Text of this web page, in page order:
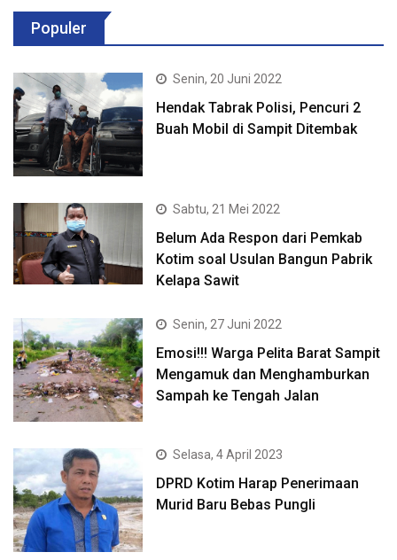
Populer
Senin, 20 Juni 2022
Hendak Tabrak Polisi, Pencuri 2
Buah Mobil di Sampit Ditembak
Sabtu, 21 Mei 2022
Belum Ada Respon dari Pemkab
Kotim soal Usulan Bangun Pabrik
Kelapa Sawit
Senin, 27 Juni 2022
Emosi!!! Warga Pelita Barat Sampit
Mengamuk dan Menghamburkan
Sampah ke Tengah Jalan
Selasa, 4 April 2023
DPRD Kotim Harap Penerimaan
Murid Baru Bebas Pungli